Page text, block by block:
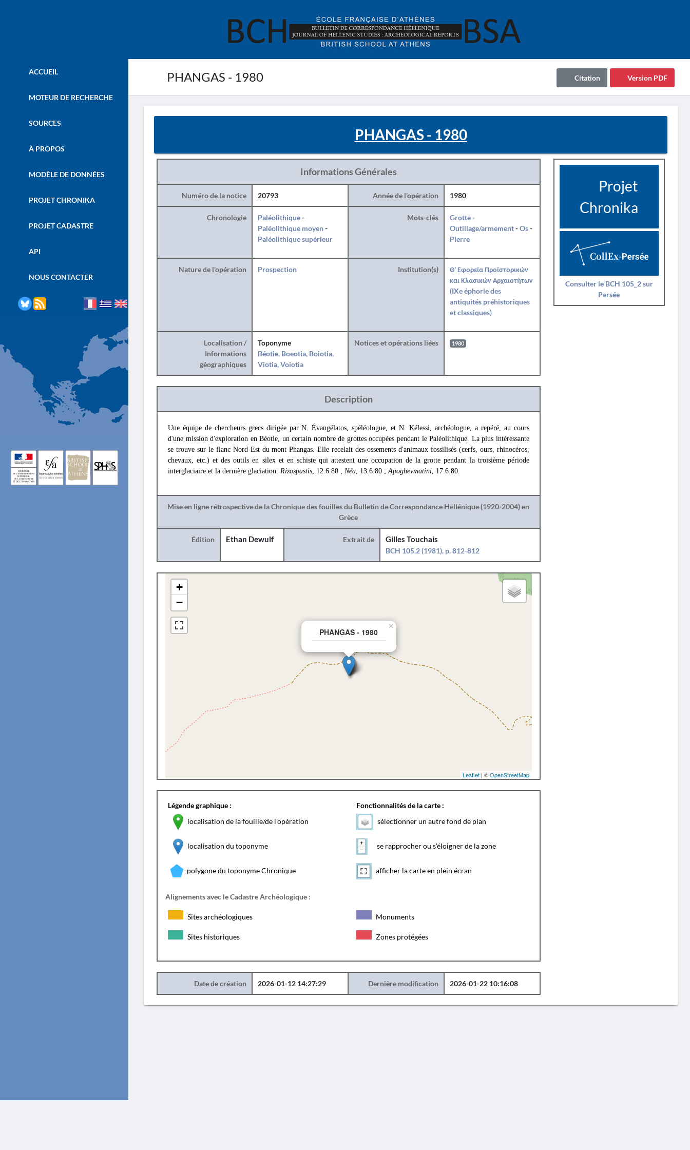
PHANGAS - 1980 Version PDF
Citation
ACCUEIL
MOTEUR DE RECHERCHE
SOURCES
À PROPOS
MODÈLE DE DONNÉES
PROJET CHRONIKA
PROJET CADASTRE
API
NOUS CONTACTER
PHANGAS - 1980
Informations Générales
Numéro de la notice 20793 Année de l'opération 1980
Chronologie Paléolithique-
Paléolithique moyen-
Paléolithique supérieur
Mots-clés Grotte-
Outillage/armement-Os-
Pierre
Nature de l'opération Prospection Institution(s)
Θ' Εφορεία Προϊστορικών
και Κλασικών Αρχαιοτήτων
(IXe éphorie des
antiquités préhistoriques
et classiques)
Localisation /
Informations
géographiques
Toponyme
Béotie, Boeotia, Boiotia,
Viotia, Voiotia
Notices et opérations liées 1980
Description
Une équipe de chercheurs grecs dirigée par N. Évangélatos, spéléologue, et N. Kélessi, archéologue, a repéré, au cours
d'une mission d'exploration en Béotie, un certain nombre de grottes occupées pendant le Paléolithique. La plus intéressante
se trouve sur le flanc Nord-Est du mont Phangas. Elle recelait des ossements d'animaux fossilisés (cerfs, ours, rhinocéros,
chevaux, etc.) et des outils en silex et en schiste qui attestent une occupation de la grotte pendant la troisième période
interglaciaire et la dernière glaciation. Rizospastis, 12.6.80 ; Néa, 13.6.80 ;Apoghevmatini, 17.6.80.
Mise en ligne rétrospective de la Chronique des fouilles du Bulletin de Correspondance Hellénique (1920-2004) en
Grèce
Édition Ethan Dewulf Extrait de
Gilles Touchais
BCH 105.2 (1981), p. 812-812
PHANGAS - 1980
×
+
−
Leaflet| ©OpenStreetMap
Légende graphique :
localisation de la fouille/de l'opération
localisation du toponyme
polygone du toponyme Chronique
Fonctionnalités de la carte :
sélectionner un autre fond de plan
se rapprocher ou s'éloigner de la zone
afficher la carte en plein écran
Alignements avec le Cadastre Archéologique :
Sites archéologiques Monuments
Sites historiques Zones protégées
Date de création 2026-01-12 14:27:29 Dernière modification 2026-01-22 10:16:08
Projet
Chronika
Consulter le BCH 105_2 sur
Persée